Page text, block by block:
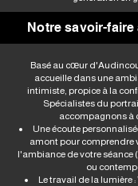
Notre savoir-
Basé au cœur
accueille dans une
intimiste, propice à la
Spécialistes du
accompagnons à
Une écoute
amont pour comprendre
l'ambiance de votre séance
ou
Le travail de la lumière